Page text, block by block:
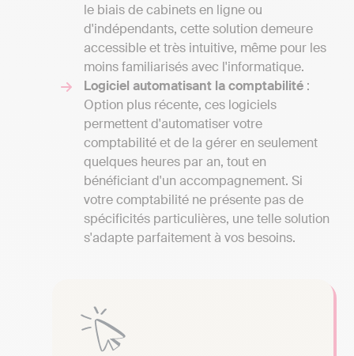
le biais de cabinets en ligne ou
d'indépendants, cette solution demeure
accessible et très intuitive, même pour les
moins familiarisés avec l'informatique.
Logiciel automatisant la comptabilité :
Option plus récente, ces logiciels
permettent d'automatiser votre
comptabilité et de la gérer en seulement
quelques heures par an, tout en
bénéficiant d'un accompagnement. Si
votre comptabilité ne présente pas de
spécificités particulières, une telle solution
s'adapte parfaitement à vos besoins.